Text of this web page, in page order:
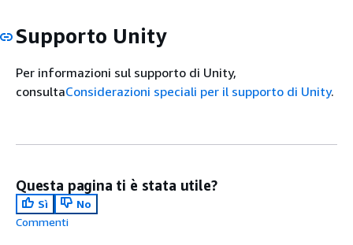
Supporto Unity
Per informazioni sul supporto di Unity,
consultaConsiderazioni speciali per il supporto di Unity.
Questa pagina ti è stata utile?
Sì
No
Commenti